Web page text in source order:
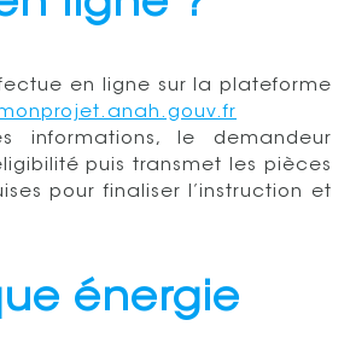
en ligne sur la plateforme
informations, le demandeur
puis transmet les pièces
pour finaliser l’instruction et
énergie